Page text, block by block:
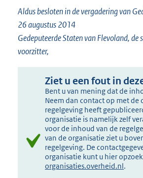
Aldus besloten in de vergadering van
26 augustus 2014
Gedeputeerde Staten van Flevoland, de
voorzitter,
Ziet u een fout in
Bent u van mening dat de
Neem dan contact op met de
regelgeving heeft
organisatie is namelijk zelf
voor de inhoud van de
van de organisatie ziet u
regelgeving. De
organisatie kunt u hier
organisaties.overheid.nl.